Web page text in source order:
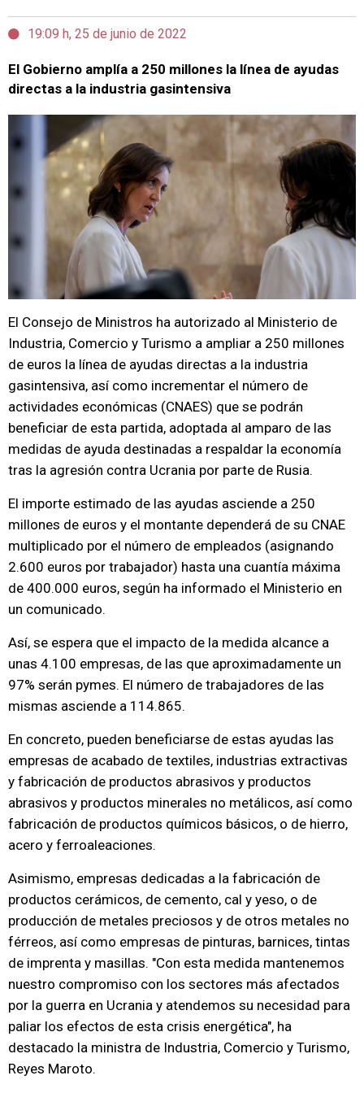
19:09 h, 25 de junio de 2022
El Gobierno amplía a 250 millones la línea de ayudas
directas a la industria gasintensiva
El Consejo de Ministros ha autorizado al Ministerio de
Industria, Comercio y Turismo a ampliar a 250 millones
de euros la línea de ayudas directas a la industria
gasintensiva, así como incrementar el número de
actividades económicas (CNAES) que se podrán
beneficiar de esta partida, adoptada al amparo de las
medidas de ayuda destinadas a respaldar la economía
tras la agresión contra Ucrania por parte de Rusia.
El importe estimado de las ayudas asciende a 250
millones de euros y el montante dependerá de su CNAE
multiplicado por el número de empleados (asignando
2.600 euros por trabajador) hasta una cuantía máxima
de 400.000 euros, según ha informado el Ministerio en
un comunicado.
Así, se espera que el impacto de la medida alcance a
unas 4.100 empresas, de las que aproximadamente un
97% serán pymes. El número de trabajadores de las
mismas asciende a 114.865.
En concreto, pueden beneficiarse de estas ayudas las
empresas de acabado de textiles, industrias extractivas
y fabricación de productos abrasivos y productos
abrasivos y productos minerales no metálicos, así como
fabricación de productos químicos básicos, o de hierro,
acero y ferroaleaciones.
Asimismo, empresas dedicadas a la fabricación de
productos cerámicos, de cemento, cal y yeso, o de
producción de metales preciosos y de otros metales no
férreos, así como empresas de pinturas, barnices, tintas
de imprenta y masillas. "Con esta medida mantenemos
nuestro compromiso con los sectores más afectados
por la guerra en Ucrania y atendemos su necesidad para
paliar los efectos de esta crisis energética", ha
destacado la ministra de Industria, Comercio y Turismo,
Reyes Maroto.